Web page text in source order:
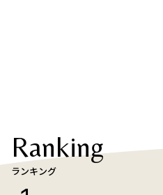
Ranking
ランキング